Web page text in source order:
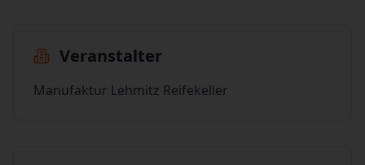
Veranstalter
Manufaktur Lehmitz Reifekeller